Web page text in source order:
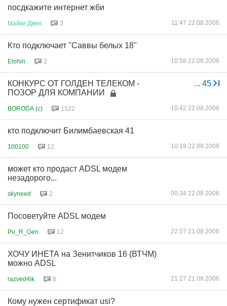
посдкажите интернет жби
Майки Джек 3 11:47 22.08.2006
Кто подключает "Саввы белых 18"
Elohin 2 10:58 22.08.2006
... 45
КОНКУРС ОТ ГОЛДЕН ТЕЛЕКОМ -
ПОЗОР ДЛЯ КОМПАНИИ
BORODA (c) 1122 10:42 22.08.2006
кто подключит Билимбаевская 41
100100 12 10:19 22.08.2006
может кто продаст ADSL модем
незадорого...
skyneed 2 00:34 22.08.2006
Посоветуйте ADSL модем
Pu_R_Gen 12 22:57 21.08.2006
ХОЧУ ИНЕТА на Зенитчиков 16 (ВТЧМ)
можно ADSL
razved4ik 8 21:27 21.08.2006
Кому нужен сертификат usi?